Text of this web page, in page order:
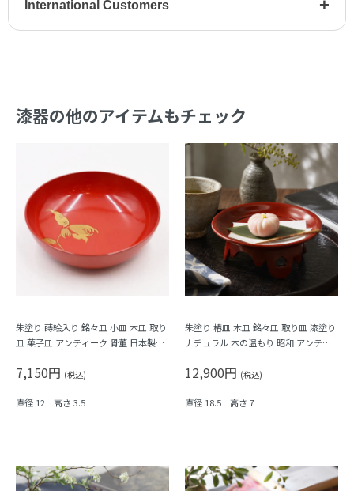
International Customers +
漆器の他のアイテムもチェック
朱塗り 蒔絵入り 銘々皿 小皿 木皿 取り
皿 菓子皿 アンティーク 骨董 日本製
7,150円 (税込)
直径 12 高さ 3.5
朱塗り 椿皿 木皿 銘々皿 取り皿 漆塗り
ナチュラル 木の温もり 昭和 アンティ
12,900円 (税込)
直径 18.5 高さ 7